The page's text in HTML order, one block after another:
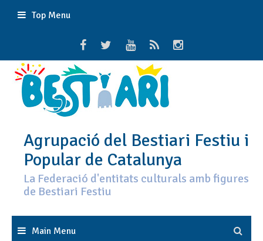
Top Menu
Agrupació del Bestiari Festiu i
Popular de Catalunya
La Federació d'entitats culturals amb figures
de Bestiari Festiu
Main Menu